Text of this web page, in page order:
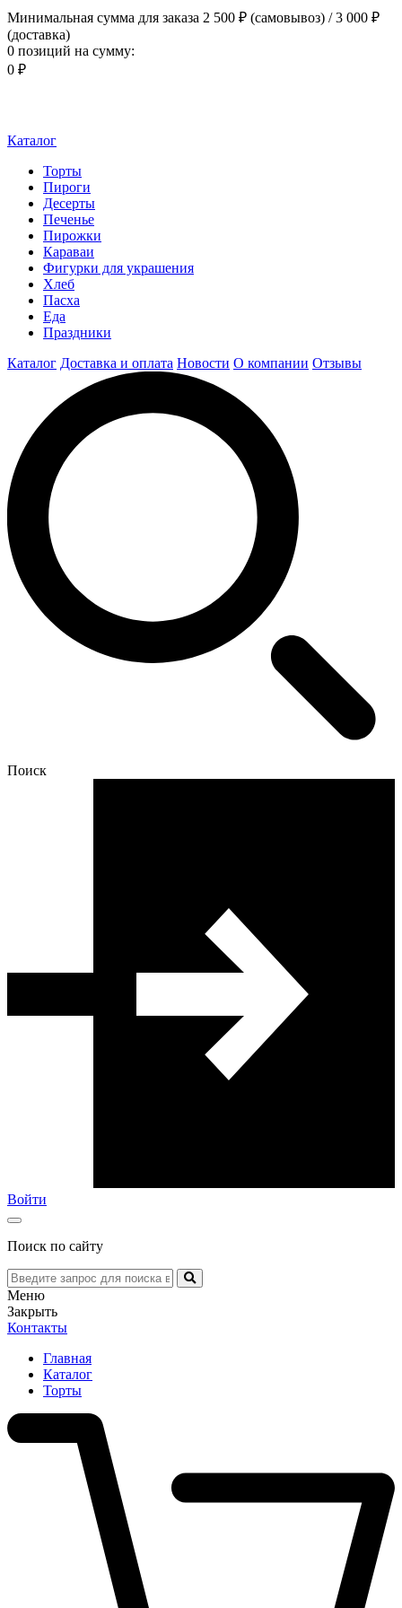
Минимальная сумма для заказа 2 500 ₽ (самовывоз) / 3 000 ₽
(доставка)
0 позиций на сумму:
0 ₽
Каталог
Торты
Пироги
Десерты
Печенье
Пирожки
Караваи
Фигурки для украшения
Хлеб
Пасха
Еда
Праздники
Каталог Доставка и оплата Новости О компании Отзывы
Поиск
Войти
Поиск по сайту
Меню
Закрыть
Контакты
Главная
Каталог
Торты